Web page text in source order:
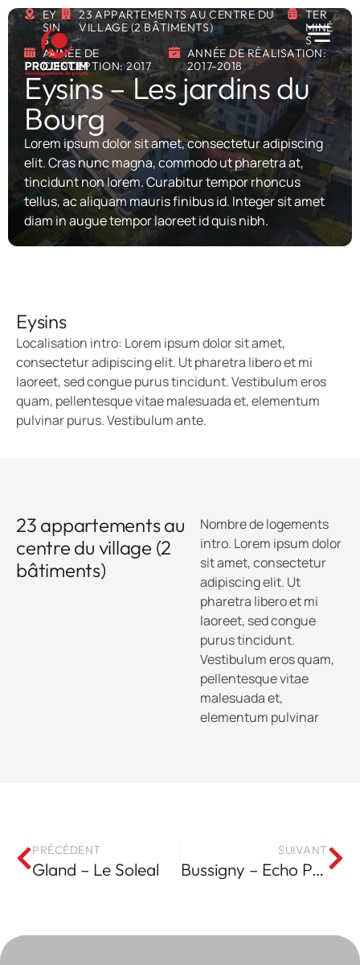
EY
SIN
S
23 APPARTEMENTS AU CENTRE DU
VILLAGE (2 BÂTIMENTS)
TER
MINÉ
S
ANNÉE DE
CONCEPTION: 2017
ANNÉE DE RÉALISATION:
2017-2018
Eysins – Les jardins du
Bourg
Lorem ipsum dolor sit amet, consectetur adipiscing
elit. Cras nunc magna, commodo ut pharetra at,
tincidunt non lorem. Curabitur tempor rhoncus
tellus, ac aliquam mauris finibus id. Integer sit amet
diam in augue tempor laoreet id quis nibh.
Eysins
Localisation intro: Lorem ipsum dolor sit amet,
consectetur adipiscing elit. Ut pharetra libero et mi
laoreet, sed congue purus tincidunt. Vestibulum eros
quam, pellentesque vitae malesuada et, elementum
pulvinar purus. Vestibulum ante.
23 appartements au
centre du village (2
bâtiments)
Nombre de logements
intro. Lorem ipsum dolor
sit amet, consectetur
adipiscing elit. Ut
pharetra libero et mi
laoreet, sed congue
purus tincidunt.
Vestibulum eros quam,
pellentesque vitae
malesuada et,
elementum pulvinar
PRÉCÉDENT
Gland – Le Soleal
SUIVANT
Bussigny – Echo Parc